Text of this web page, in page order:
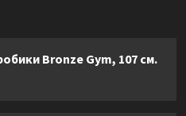
Bronze Gym, 107 см.